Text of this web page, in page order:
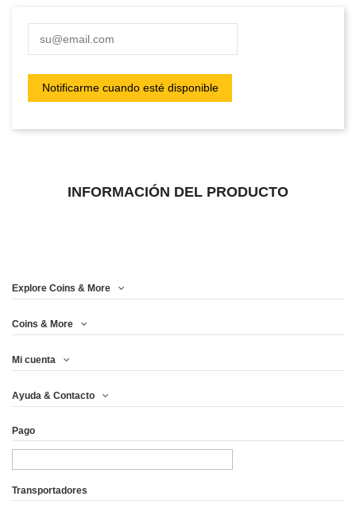
INFORMACIÓN DEL PRODUCTO
Explore Coins & More
Coins & More
Mi cuenta
Ayuda & Contacto
Pago
Transportadores